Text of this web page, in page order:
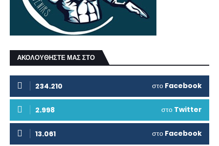
ΑΚΟΛΟΥΘΗΣΤΕ ΜΑΣ ΣΤΟ
234.210 στο Facebook
2.998 στο Twitter
13.061 στο Facebook